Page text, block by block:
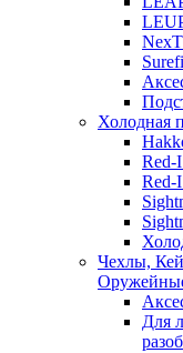
Холодная
Red-I
Чехлы,
Для